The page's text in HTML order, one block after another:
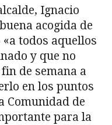
Ignacio
acogida de
todos aquellos
y que no
de semana a
en los puntos
Comunidad de
para la